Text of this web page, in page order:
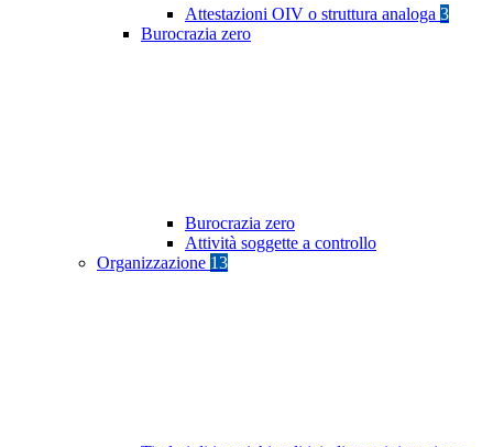
Attestazioni OIV o struttura analoga 3
Burocrazia zero
Burocrazia zero
Attività soggette a controllo
Organizzazione 13